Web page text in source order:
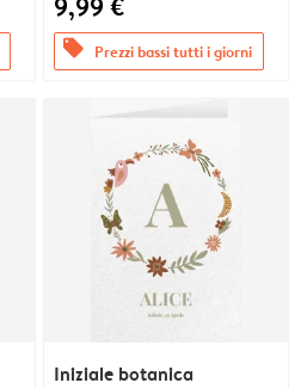
offers Prezzi bassi tutti i giorni
Iniziale botanica